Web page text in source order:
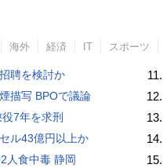
海外 経済 IT スポーツ
聘を検討か
描写 BPOで議論
7年を求刑
ル43億円以上か
人食中毒 静岡
11.
12.
13.
14.
15.